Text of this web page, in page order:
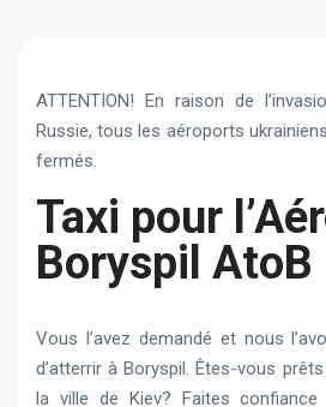
ATTENTION! En raison de
Russie, tous les aéroports
fermés.
Taxi pour
Boryspil AtoB
Vous l’avez demandé et nous
d’atterrir à Boryspil. Êtes-vous
la ville de Kiev? Faites